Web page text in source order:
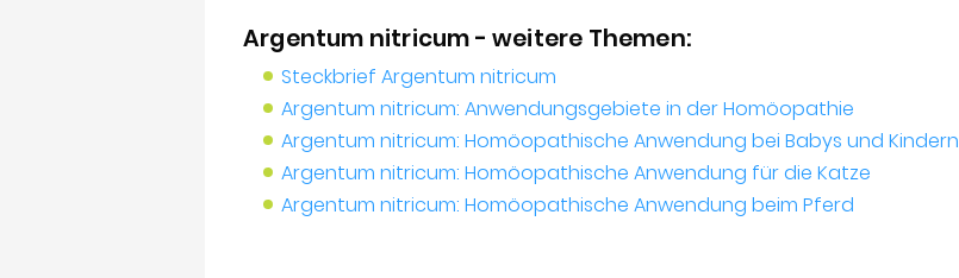
Argentum nitricum - weitere Themen:
Steckbrief Argentum nitricum
Argentum nitricum: Anwendungsgebiete in der Homöopathie
Argentum nitricum: Homöopathische Anwendung bei Babys und Kindern
Argentum nitricum: Homöopathische Anwendung für die Katze
Argentum nitricum: Homöopathische Anwendung beim Pferd